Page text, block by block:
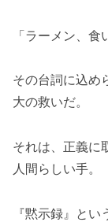
「ラーメン、食
その台詞に込め
大の救いだ。
それは、正義に
人間らしい手。
『黙示録』とい